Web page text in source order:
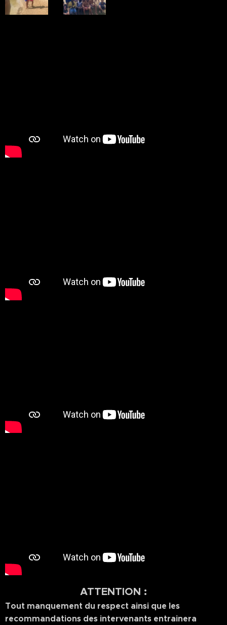
ATTENTION :
Tout manquement du respect ainsi que les
recommandations des intervenants entrainera